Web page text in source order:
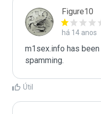
Figure10
há 14 anos
m1sex.info has
spamming.
Útil